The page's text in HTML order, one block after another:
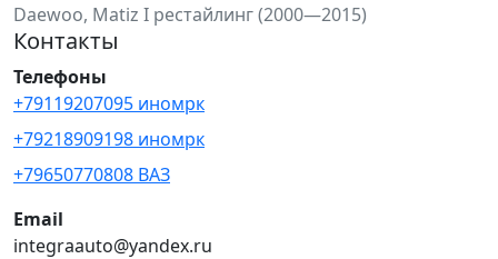
Daewoo, Matiz I рестайлинг (2000—2015)
Контакты
Телефоны
+79119207095 иномрк
+79218909198 иномрк
+79650770808 ВАЗ
Email
integraauto@yandex.ru